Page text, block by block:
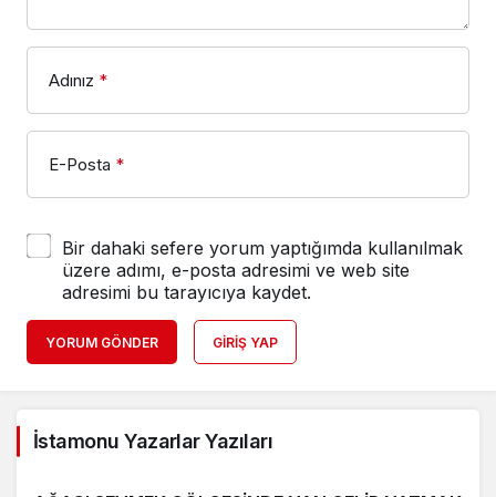
Adınız *
E-Posta *
Bir dahaki sefere yorum yaptığımda kullanılmak
üzere adımı, e-posta adresimi ve web site
adresimi bu tarayıcıya kaydet.
YORUM GÖNDER GIRIŞ YAP
İstamonu Yazarlar Yazıları